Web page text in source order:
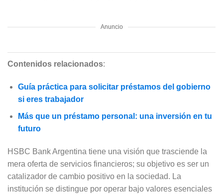
Anuncio
Contenidos relacionados:
Guía práctica para solicitar préstamos del gobierno
si eres trabajador
Más que un préstamo personal: una inversión en tu
futuro
HSBC Bank Argentina tiene una visión que trasciende la
mera oferta de servicios financieros; su objetivo es ser un
catalizador de cambio positivo en la sociedad. La
institución se distingue por operar bajo valores esenciales